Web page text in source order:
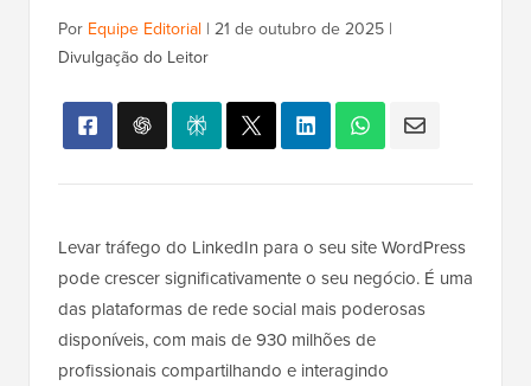
Por Equipe Editorial | 21 de outubro de 2025 |
Divulgação do Leitor
Levar tráfego do LinkedIn para o seu site WordPress
pode crescer significativamente o seu negócio. É uma
das plataformas de rede social mais poderosas
disponíveis, com mais de 930 milhões de
profissionais compartilhando e interagindo